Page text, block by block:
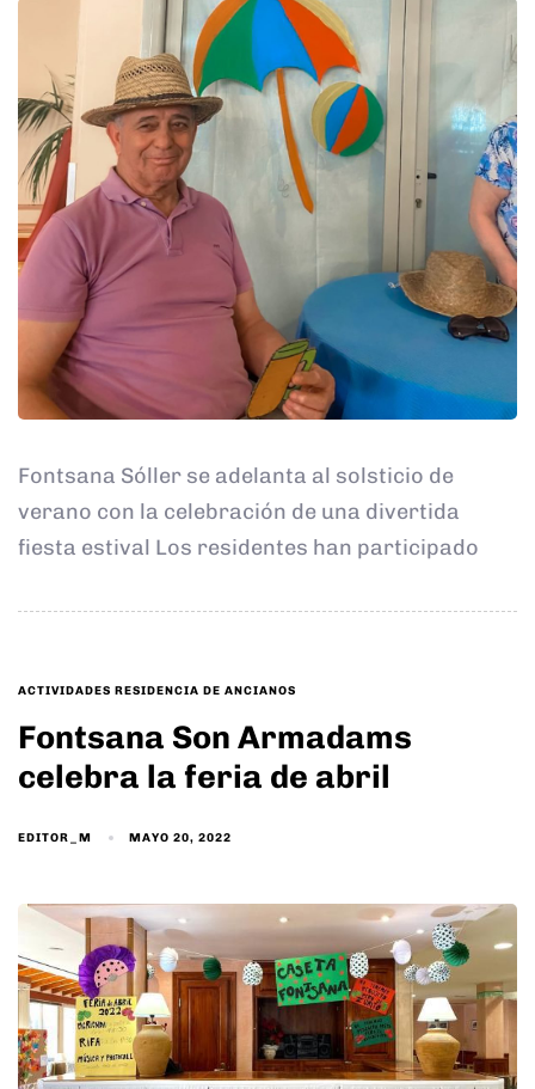
Fontsana Sóller se adelanta al solsticio de
verano con la celebración de una divertida
fiesta estival Los residentes han participado
TAGS
ACTIVIDADES RESIDENCIA DE ANCIANOS
Fontsana Son Armadams
celebra la feria de abril
EDITOR_M MAYO 20, 2022